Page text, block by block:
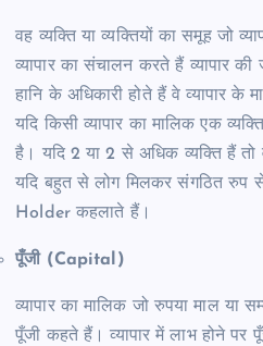
वह व्यक्ति या व्यक्तियों का समूह जो
व्यापार का संचालन करते हैं व्यापार
हानि के अधिकारी होते हैं वे व्यापार के
यदि किसी व्यापार का मालिक एक
है। यदि 2 या 2 से अधिक व्यक्ति हैं
यदि बहुत से लोग मिलकर संगठित रुप
Holder कहलाते हैं।
पूँजी (Capital)
व्यापार का मालिक जो रुपया माल या
पूँजी कहते हैं। व्यापार में लाभ होने पर